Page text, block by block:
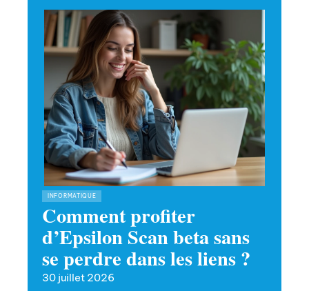
INFORMATIQUE
Comment profiter
d’Epsilon Scan beta sans
se perdre dans les liens ?
30 juillet 2026